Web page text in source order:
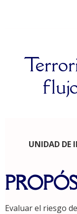
UNIDAD DE
Evaluar el riesgo